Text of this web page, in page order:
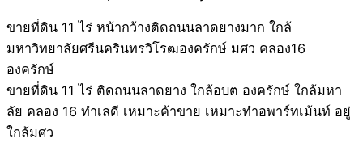
ขายที่ดิน 11 ไร่ หน้ากว้างติดถนนลาดยางมาก ใกล้
มหาวิทยาลัยศรีนครินทรวิโรฒองครักษ์ มศว คลอง16
องครักษ์
ขายที่ดิน 11 ไร่ ติดถนนลาดยาง ใกล้อบต องครักษ์ ใกล้มหา
ลัย คลอง 16 ทำเลดี เหมาะค้าขาย เหมาะทำอพาร์ทเม้นท์ อยู่
ใกล้มศว